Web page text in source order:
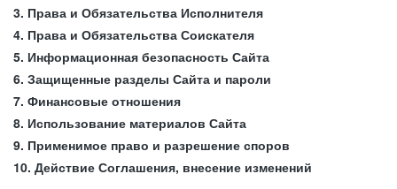
3. Права и Обязательства Исполнителя
4. Права и Обязательства Соискателя
5. Информационная безопасность Сайта
6. Защищенные разделы Сайта и пароли
7. Финансовые отношения
8. Использование материалов Сайта
9. Применимое право и разрешение споров
10. Действие Соглашения, внесение изменений